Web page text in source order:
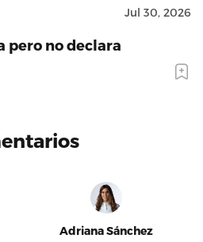
Jul 30, 2026
pero no declara
Adriana Sánchez